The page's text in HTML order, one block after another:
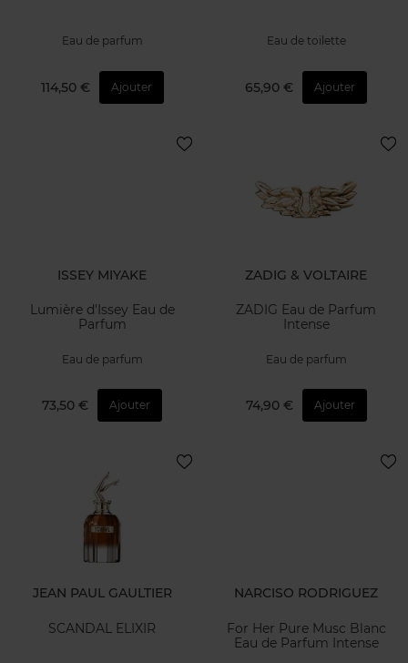
Eau de parfum
114,50 € Ajouter
Eau de toilette
65,90 € Ajouter
ISSEY MIYAKE
Lumière d'Issey Eau de
Parfum
Eau de parfum
73,50 € Ajouter
ZADIG & VOLTAIRE
ZADIG Eau de Parfum
Intense
Eau de parfum
74,90 € Ajouter
JEAN PAUL GAULTIER
SCANDAL ELIXIR
NARCISO RODRIGUEZ
For Her Pure Musc Blanc
Eau de Parfum Intense